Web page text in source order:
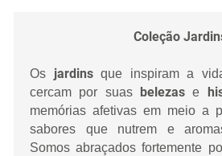
Coleção
Os jardinsque inspiram a
cercam por suas belezas e
memórias afetivas em meio a
sabores que nutrem e
Somos abraçados fortemente